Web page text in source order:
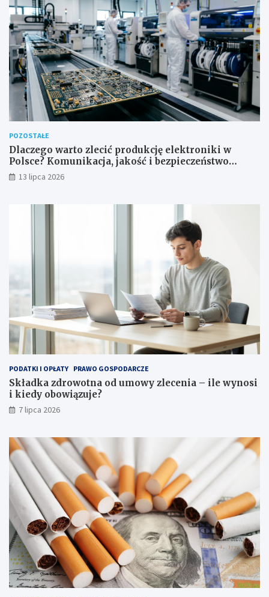
POZOSTAŁE
Dlaczego warto zlecić produkcję elektroniki w
Polsce? Komunikacja, jakość i bezpieczeństwo
dostaw
13 lipca 2026
PODATKI I OPŁATY PRAWO GOSPODARCZE
Składka zdrowotna od umowy zlecenia – ile wynosi
i kiedy obowiązuje?
7 lipca 2026